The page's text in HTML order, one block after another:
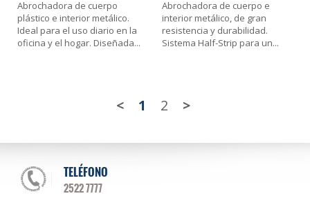
Abrochadora de cuerpo
plástico e interior metálico.
Ideal para el uso diario en la
oficina y el hogar. Diseñada...
Abrochadora de cuerpo e
interior metálico, de gran
resistencia y durabilidad.
Sistema Half-Strip para un...
< 1 2 >
TELÉFONO
2522 7777